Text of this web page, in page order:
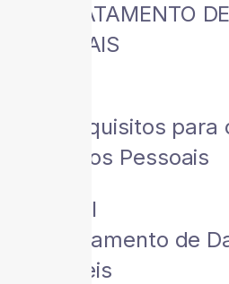
DO TRATAMENTO
PESSOAIS
Dos Requisitos
de Dados Pessoais
Seção II
Do Tratamento de
Sensíveis